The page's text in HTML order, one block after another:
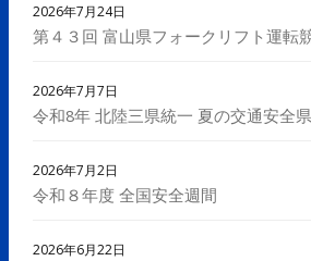
2026年7月24日
第４３回 富山県フォークリフト運転
2026年7月7日
令和8年 北陸三県統一 夏の交通安全
2026年7月2日
令和８年度 全国安全週間
2026年6月22日